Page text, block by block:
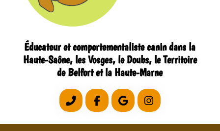
Éducateur et comportementaliste canin dans la
Haute-Saône, les Vosges, le Doubs, le Territoire
de Belfort et la Haute-Marne